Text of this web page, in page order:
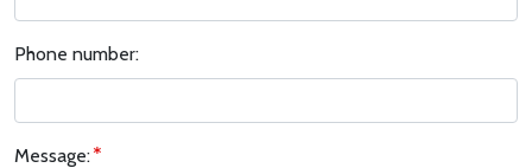
Phone number:
Message: